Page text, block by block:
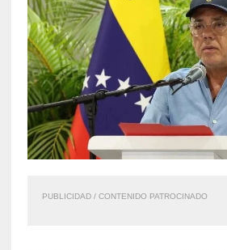
PUBLICIDAD / CONTENIDO PATROCINADO